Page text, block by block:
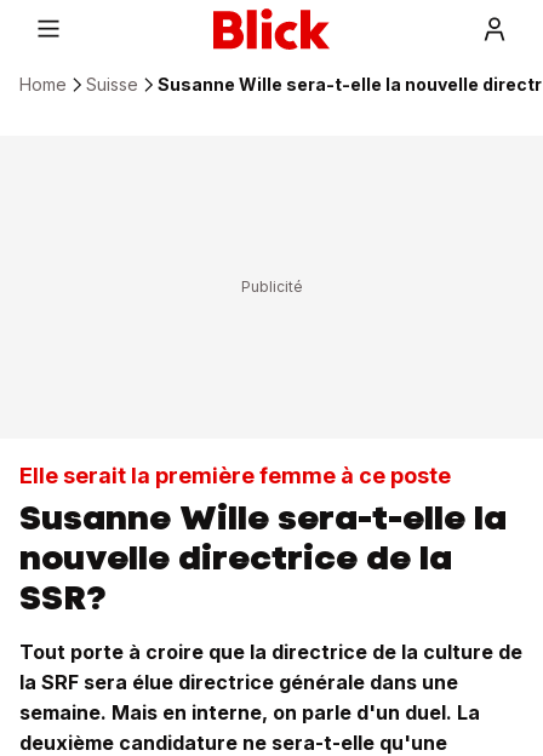
Home Suisse Susanne Wille sera-t-elle la nouvelle
Elle serait la première femme à ce poste
Susanne Wille sera-t-elle la
nouvelle directrice de la
SSR?
Tout porte à croire que la directrice de la culture de
la SRF sera élue directrice générale dans une
semaine. Mais en interne, on parle d'un duel. La
deuxième candidature ne sera-t-elle qu'une